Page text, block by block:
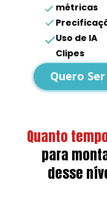
métricas
Uso de IA
Clipes
Quero
Quanto
para
desse